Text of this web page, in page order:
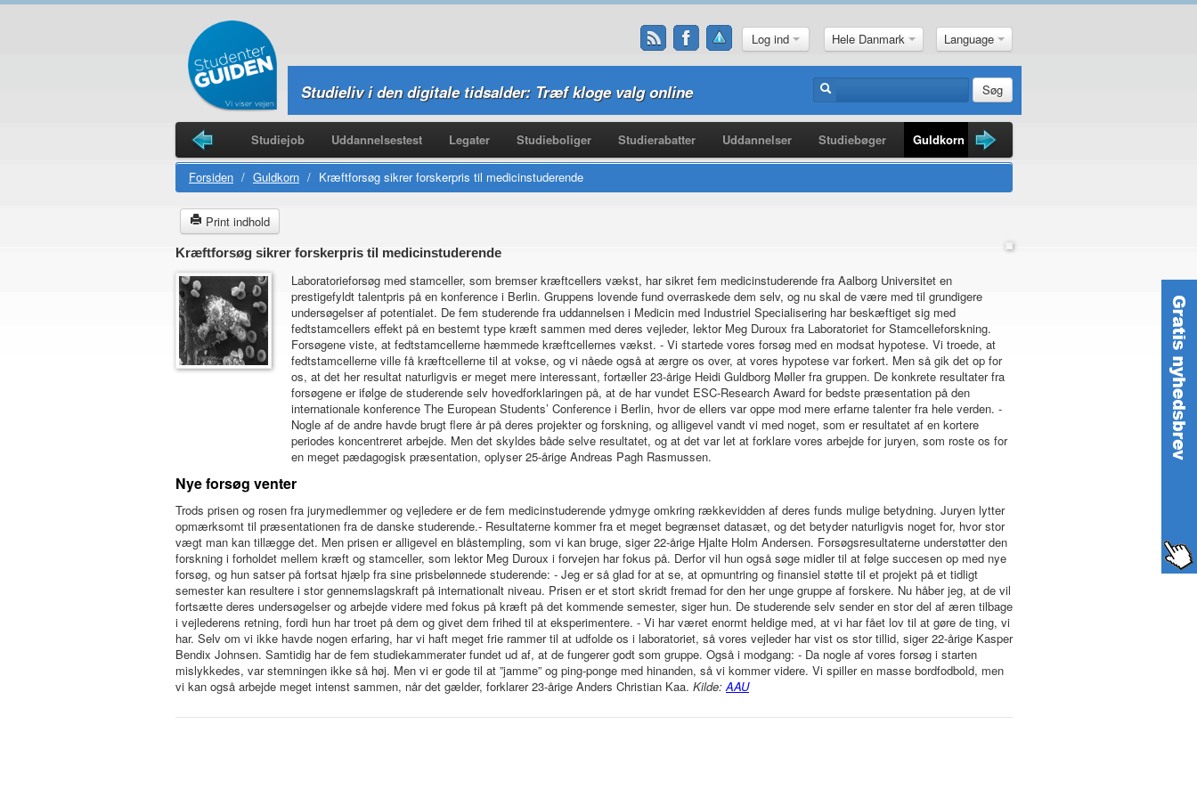
Log ind Hele Danmark Language
Studieliv i den digitale tidsalder: Træf kloge valg online Søg
Byguider Studiejob Uddannelsestest Legater Studieboliger Studierabatter Uddannelser Studiebøger Guldkorn Nyheder
Forsiden / Guldkorn / Kræftforsøg sikrer forskerpris til medicinstuderende
Print indhold
Kræftforsøg sikrer forskerpris til medicinstuderende
Laboratorieforsøg med stamceller, som bremser kræftcellers vækst, har sikret fem medicinstuderende fra Aalborg Universitet en
prestigefyldt talentpris på en konference i Berlin. Gruppens lovende fund overraskede dem selv, og nu skal de være med til grundigere
undersøgelser af potentialet. De fem studerende fra uddannelsen i Medicin med Industriel Specialisering har beskæftiget sig med
fedtstamcellers effekt på en bestemt type kræft sammen med deres vejleder, lektor Meg Duroux fra Laboratoriet for Stamcelleforskning.
Forsøgene viste, at fedtstamcellerne hæmmede kræftcellernes vækst. - Vi startede vores forsøg med en modsat hypotese. Vi troede, at
fedtstamcellerne ville få kræftcellerne til at vokse, og vi nåede også at ærgre os over, at vores hypotese var forkert. Men så gik det op for
os, at det her resultat naturligvis er meget mere interessant, fortæller 23-årige Heidi Guldborg Møller fra gruppen. De konkrete resultater fra
forsøgene er ifølge de studerende selv hovedforklaringen på, at de har vundet ESC-Research Award for bedste præsentation på den
internationale konference The European Students’ Conference i Berlin, hvor de ellers var oppe mod mere erfarne talenter fra hele verden. -
Nogle af de andre havde brugt flere år på deres projekter og forskning, og alligevel vandt vi med noget, som er resultatet af en kortere
periodes koncentreret arbejde. Men det skyldes både selve resultatet, og at det var let at forklare vores arbejde for juryen, som roste os for
en meget pædagogisk præsentation, oplyser 25-årige Andreas Pagh Rasmussen.
Nye forsøg venter
Trods prisen og rosen fra jurymedlemmer og vejledere er de fem medicinstuderende ydmyge omkring rækkevidden af deres funds mulige betydning. Juryen lytter
opmærksomt til præsentationen fra de danske studerende.- Resultaterne kommer fra et meget begrænset datasæt, og det betyder naturligvis noget for, hvor stor
vægt man kan tillægge det. Men prisen er alligevel en blåstempling, som vi kan bruge, siger 22-årige Hjalte Holm Andersen. Forsøgsresultaterne understøtter den
forskning i forholdet mellem kræft og stamceller, som lektor Meg Duroux i forvejen har fokus på. Derfor vil hun også søge midler til at følge succesen op med nye
forsøg, og hun satser på fortsat hjælp fra sine prisbelønnede studerende: - Jeg er så glad for at se, at opmuntring og finansiel støtte til et projekt på et tidligt
semester kan resultere i stor gennemslagskraft på internationalt niveau. Prisen er et stort skridt fremad for den her unge gruppe af forskere. Nu håber jeg, at de vil
fortsætte deres undersøgelser og arbejde videre med fokus på kræft på det kommende semester, siger hun. De studerende selv sender en stor del af æren tilbage
i vejlederens retning, fordi hun har troet på dem og givet dem frihed til at eksperimentere. - Vi har været enormt heldige med, at vi har fået lov til at gøre de ting, vi
har. Selv om vi ikke havde nogen erfaring, har vi haft meget frie rammer til at udfolde os i laboratoriet, så vores vejleder har vist os stor tillid, siger 22-årige Kasper
Bendix Johnsen. Samtidig har de fem studiekammerater fundet ud af, at de fungerer godt som gruppe. Også i modgang: - Da nogle af vores forsøg i starten
mislykkedes, var stemningen ikke så høj. Men vi er gode til at ”jamme” og ping-ponge med hinanden, så vi kommer videre. Vi spiller en masse bordfodbold, men
vi kan også arbejde meget intenst sammen, når det gælder, forklarer 23-årige Anders Christian Kaa. Kilde:AAU